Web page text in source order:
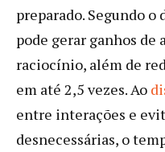
preparado. Segundo o
pode gerar ganhos de
raciocínio, além de
em até 2,5 vezes. Ao
entre interações e
desnecessárias, o